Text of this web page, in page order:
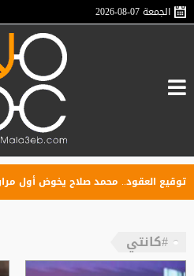
الجمعة2026-08-07
العقود.. محمد صلاح يخوض أول مران
#كانتي